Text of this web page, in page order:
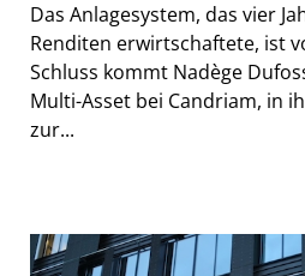
Das Anlagesystem, das vier
Renditen erwirtschaftete, ist
Schluss kommt Nadège
Multi-Asset bei Candriam, in
zur...